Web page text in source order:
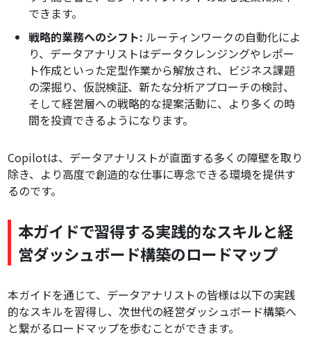
できます。
戦略的業務へのシフト: ルーティンワークの自動化によ
り、データアナリストはデータクレンジングやレポー
ト作成といった定型作業から解放され、ビジネス課題
の深掘り、仮説検証、新たな分析アプローチの検討、
そして経営層への戦略的な提案活動に、より多くの時
間を投資できるようになります。
Copilotは、データアナリストが直面する多くの障壁を取り
除き、より高度で創造的な仕事に専念できる環境を提供す
るのです。
本ガイドで習得する実践的なスキルと経
営ダッシュボード構築のロードマップ
本ガイドを通じて、データアナリストの皆様は以下の実践
的なスキルを習得し、次世代の経営ダッシュボード構築へ
と繋がるロードマップを歩むことができます。